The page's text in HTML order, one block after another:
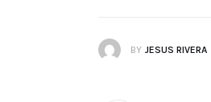
BY JESUS RIVERA